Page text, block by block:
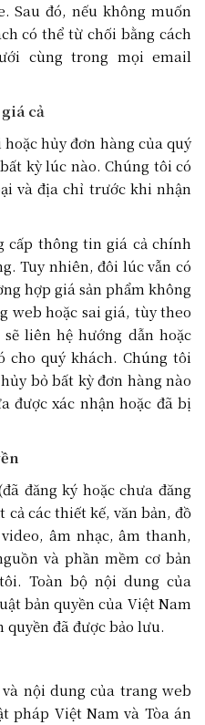
Sau đó, nếu không muốn
có thể từ chối bằng cách
cùng trong mọi email
cả
hủy đơn hàng của quý
kỳ lúc nào. Chúng tôi có
và địa chỉ trước khi nhận
cấp thông tin giá cả chính
Tuy nhiên, đôi lúc vẫn có
hợp giá sản phẩm không
web hoặc sai giá, tùy theo
liên hệ hướng dẫn hoặc
cho quý khách. Chúng tôi
bỏ bất kỳ đơn hàng nào
được xác nhận hoặc đã bị
đăng ký hoặc chưa đăng
các thiết kế, văn bản, đồ
âm nhạc, âm thanh,
và phần mềm cơ bản
Toàn bộ nội dung của
bản quyền của Việt Nam
quyền đã được bảo lưu.
nội dung của trang web
pháp Việt Nam và Tòa án